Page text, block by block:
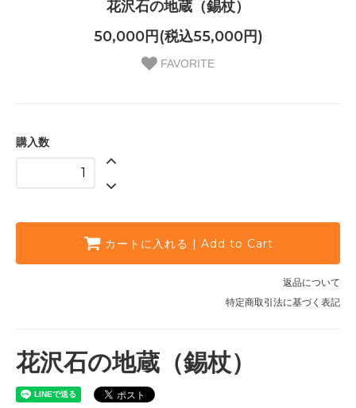
花沢石の地蔵（錫杖）
50,000円(税込55,000円)
FAVORITE
購入数
カートに入れる | Add to Cart
返品について
特定商取引法に基づく表記
花沢石の地蔵（錫杖）